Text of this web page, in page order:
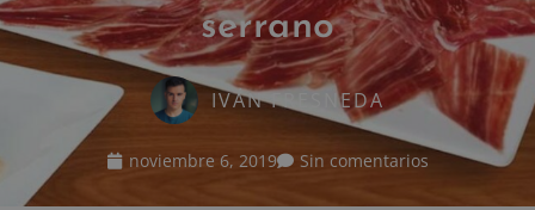
serrano
IVÁN FRESNEDA
noviembre 6, 2019 Sin comentarios